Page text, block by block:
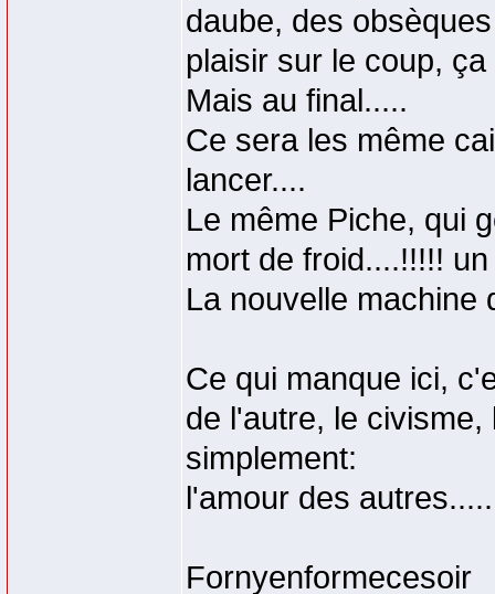
daube, des
plaisir sur le coup,
Mais au final.....
Ce sera les même
lancer....
Le même Piche, qui
mort de froid....!!!!!
La nouvelle machine
Ce qui manque ici,
de l'autre, le
simplement:
l'amour des
Fornyenformecesoir